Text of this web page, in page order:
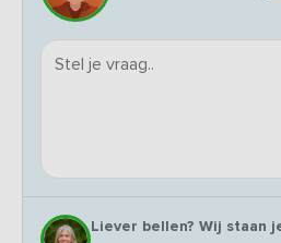
Liever bellen? Wij staan